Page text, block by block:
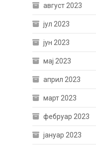
август 2023
јул 2023
јун 2023
мај 2023
април 2023
март 2023
фебруар 2023
јануар 2023